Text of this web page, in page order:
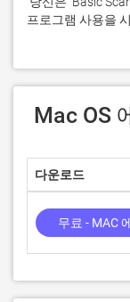
프로그램 사용을
Mac OS
다운로드
무료 - MAC